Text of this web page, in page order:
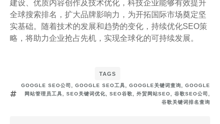
建设、优质内容创作及技术优化，科技企业能够有效提升
全球搜索排名，扩大品牌影响力，为开拓国际市场奠定坚
实基础。随着技术的发展和趋势的变化，持续优化SEO策
略，将助力企业抢占先机，实现全球化的可持续发展。
TAGS
GOOGLE SEO公司 , GOOGLE SEO工具, GOOGLE关键词查询, GOOGLE
网站管理员工具, SEO关键词优化, SEO谷歌, 外贸网站SEO, 谷歌SEO公司 ,
谷歌关键词排名查询